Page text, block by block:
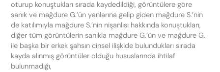
oturup konuştukları sırada kaydedildiği, görüntülere göre
sanık ve mağdure G.’ün yanlarına gelip giden mağdure S.’nin
de katılımıyla mağdure S.’nin nişanlısı hakkında konuştukları,
diğer tüm görüntülerin sanıkla mağdure G.’ün ve mağdure G.
ile başka bir erkek şahsın cinsel ilişkide bulundukları sırada
kayda alınmış görüntüler olduğu hususlarında ihtilaf
bulunmadığı,